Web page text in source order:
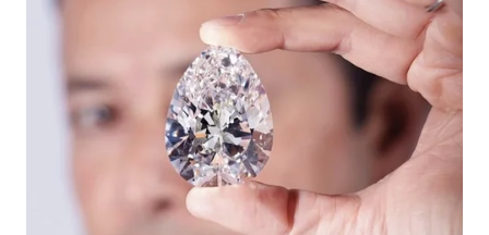
WN
MADURA
SURABAYA